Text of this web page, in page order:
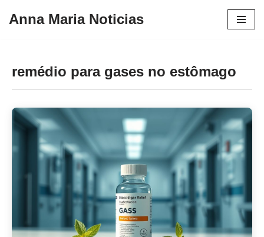
conteúdo
Anna Maria Noticias
remédio para gases no estômago